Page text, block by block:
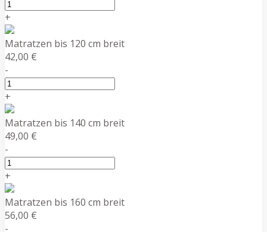
+
Matratzen bis 120 cm breit
42,00 €
-
+
Matratzen bis 140 cm breit
49,00 €
-
+
Matratzen bis 160 cm breit
56,00 €
-